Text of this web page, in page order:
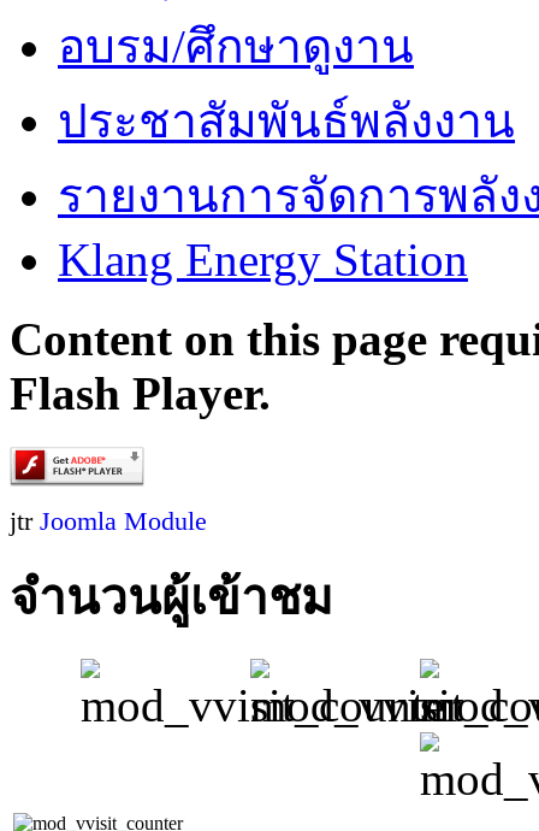
อบรม/ศึกษาดูงาน
ประชาสัมพันธ์พลังงาน
รายงานการจัดการพลัง
Klang Energy Station
Content on this page
Flash Player.
jtr Joomla Module
จำนวนผู้เข้าชม